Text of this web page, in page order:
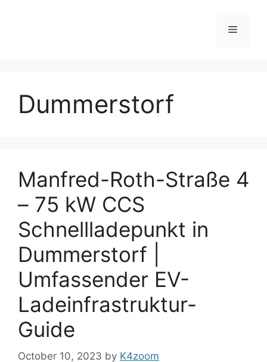
Menu
Dummerstorf
Manfred-Roth-Straße 4
– 75 kW CCS
Schnellladepunkt in
Dummerstorf |
Umfassender EV-
Ladeinfrastruktur-
Guide
October 10, 2023 by K4zoom